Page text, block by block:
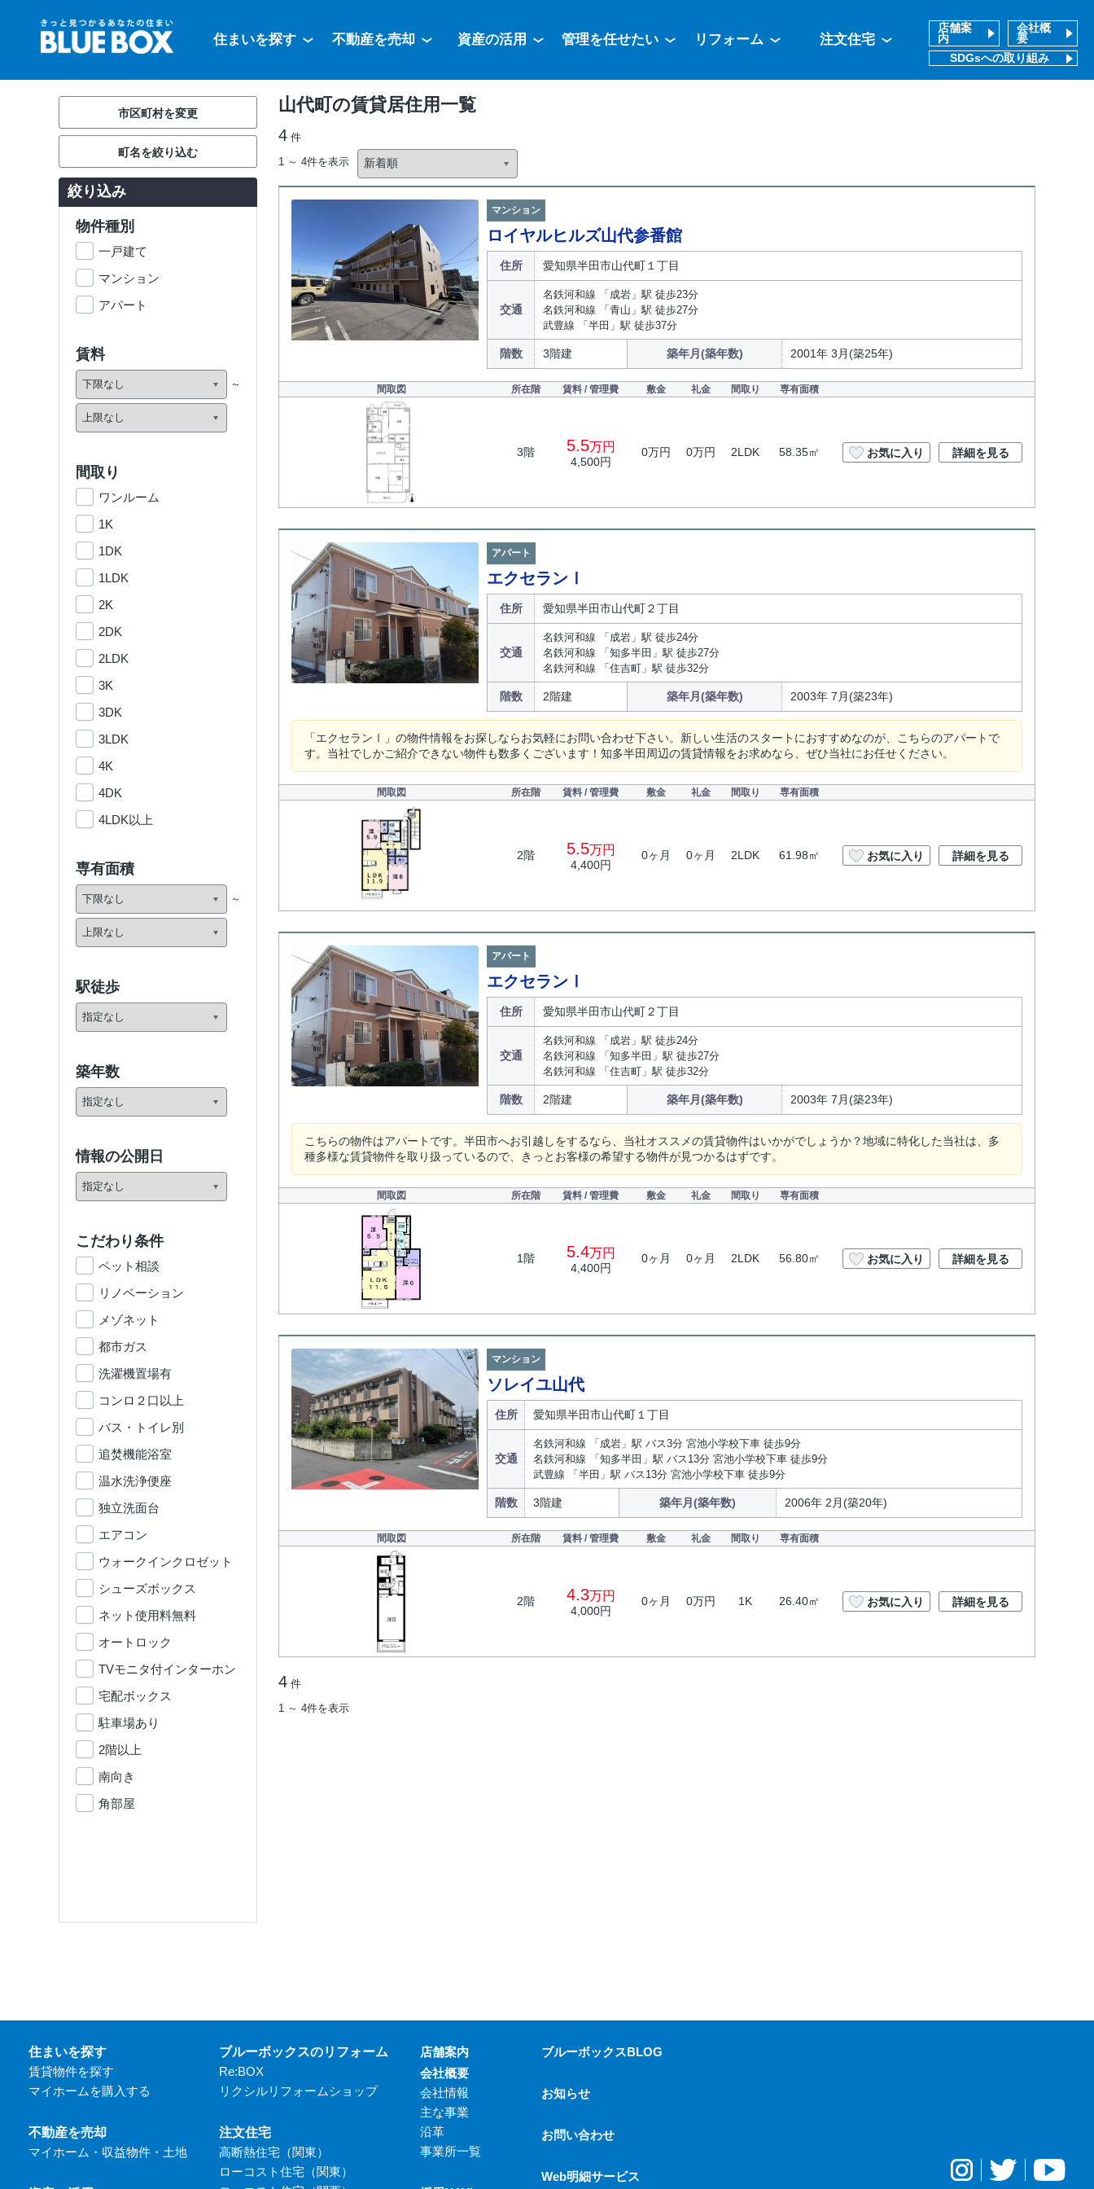
住まいを探す 不動産を売却 資産の活用 管理を任せたい リフォーム 注文住宅
店舗案
内
会社概
要
SDGsへの取り組み
山代町の賃貸居住用一覧
4 件
1 ～ 4件を表示
マンション
ロイヤルヒルズ山代参番館
住所 愛知県半田市山代町１丁目
交通
名鉄河和線 「成岩」駅 徒歩23分
名鉄河和線 「青山」駅 徒歩27分
武豊線 「半田」駅 徒歩37分
階数 3階建 築年月(築年数) 2001年 3月(築25年)
間取図 所在階 賃料 / 管理費 敷金 礼金 間取り 専有面積
3階 5.5万円
4,500円
0万円 0万円 2LDK 58.35㎡ お気に入り 詳細を見る
アパート
エクセランⅠ
住所 愛知県半田市山代町２丁目
交通
名鉄河和線 「成岩」駅 徒歩24分
名鉄河和線 「知多半田」駅 徒歩27分
名鉄河和線 「住吉町」駅 徒歩32分
階数 2階建 築年月(築年数) 2003年 7月(築23年)
「エクセランⅠ」の物件情報をお探しならお気軽にお問い合わせ下さい。新しい生活のスタートにおすすめなのが、こちらのアパートで
す。当社でしかご紹介できない物件も数多くございます！知多半田周辺の賃貸情報をお求めなら、ぜひ当社にお任せください。
間取図 所在階 賃料 / 管理費 敷金 礼金 間取り 専有面積
2階 5.5万円
4,400円
0ヶ月 0ヶ月 2LDK 61.98㎡ お気に入り 詳細を見る
アパート
エクセランⅠ
住所 愛知県半田市山代町２丁目
交通
名鉄河和線 「成岩」駅 徒歩24分
名鉄河和線 「知多半田」駅 徒歩27分
名鉄河和線 「住吉町」駅 徒歩32分
階数 2階建 築年月(築年数) 2003年 7月(築23年)
こちらの物件はアパートです。半田市へお引越しをするなら、当社オススメの賃貸物件はいかがでしょうか？地域に特化した当社は、多
種多様な賃貸物件を取り扱っているので、きっとお客様の希望する物件が見つかるはずです。
間取図 所在階 賃料 / 管理費 敷金 礼金 間取り 専有面積
1階 5.4万円
4,400円
0ヶ月 0ヶ月 2LDK 56.80㎡ お気に入り 詳細を見る
マンション
ソレイユ山代
住所 愛知県半田市山代町１丁目
交通
名鉄河和線 「成岩」駅 バス3分 宮池小学校下車 徒歩9分
名鉄河和線 「知多半田」駅 バス13分 宮池小学校下車 徒歩9分
武豊線 「半田」駅 バス13分 宮池小学校下車 徒歩9分
階数 3階建 築年月(築年数) 2006年 2月(築20年)
間取図 所在階 賃料 / 管理費 敷金 礼金 間取り 専有面積
2階 4.3万円
4,000円
0ヶ月 0万円 1K 26.40㎡ お気に入り 詳細を見る
4 件
1 ～ 4件を表示
市区町村を変更
町名を絞り込む
絞り込み
物件種別
一戸建て
マンション
アパート
賃料
間取り
ワンルーム
1K
1DK
1LDK
2K
2DK
2LDK
3K
3DK
3LDK
4K
4DK
4LDK以上
専有面積
駅徒歩
築年数
情報の公開日
こだわり条件
ペット相談
リノベーション
メゾネット
都市ガス
洗濯機置場有
コンロ２口以上
バス・トイレ別
追焚機能浴室
温水洗浄便座
独立洗面台
エアコン
ウォークインクロゼット
シューズボックス
ネット使用料無料
オートロック
TVモニタ付インターホン
宅配ボックス
駐車場あり
2階以上
南向き
角部屋
住まいを探す
賃貸物件を探す
マイホームを購入する
不動産を売却
マイホーム・収益物件・土地
ブルーボックスのリフォーム
Re:BOX
リクシルリフォームショップ
注文住宅
高断熱住宅（関東）
ローコスト住宅（関東）
店舗案内
会社概要
会社情報
主な事業
沿革
事業所一覧
ブルーボックスBLOG
お知らせ
お問い合わせ
Web明細サービス